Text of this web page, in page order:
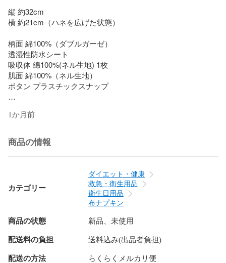
縦 約32cm
横 約21cm（ハネを広げた状態）
柄面 綿100%（ダブルガーゼ）
透湿性防水シート
吸収体 綿100%(ネル生地) 1枚
肌面 綿100%（ネル生地）
ボタン プラスチックスナップ
縦　約30cm(カーブを考慮して本体より少し短めになってい
綿100%のネル生地4枚。
テープ  綿100%
ライナー1枚410円で追加できます。
追加をご希望の場合はお買い上げ前に質問欄よりご連絡くだ
さいませ。
（お買い上げ手続き後の追加はシステム上不可となりま
ライナーを本体へセットするタイプになります。
本体に吸収が1枚入っているので少ない日に本体単体でご使用
いただく事もできます。
1か月前
商品の情報
カテゴリー
ダイエット・健康
救急・衛生用品
衛生日用品
布ナプキン
商品の状態 新品、未使用
配送料の負担 送料込み(出品者負担)
配送の方法 らくらくメルカリ便